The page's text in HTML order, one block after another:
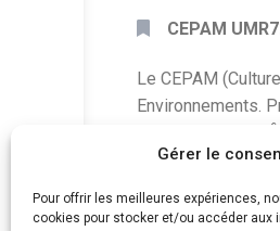
Gérer le
Pour offrir les meilleures expériences,
cookies pour stocker et/ou accéder aux
CEPAM
Le CEPAM
Environnements.
mixte de
développe des
la connaissance